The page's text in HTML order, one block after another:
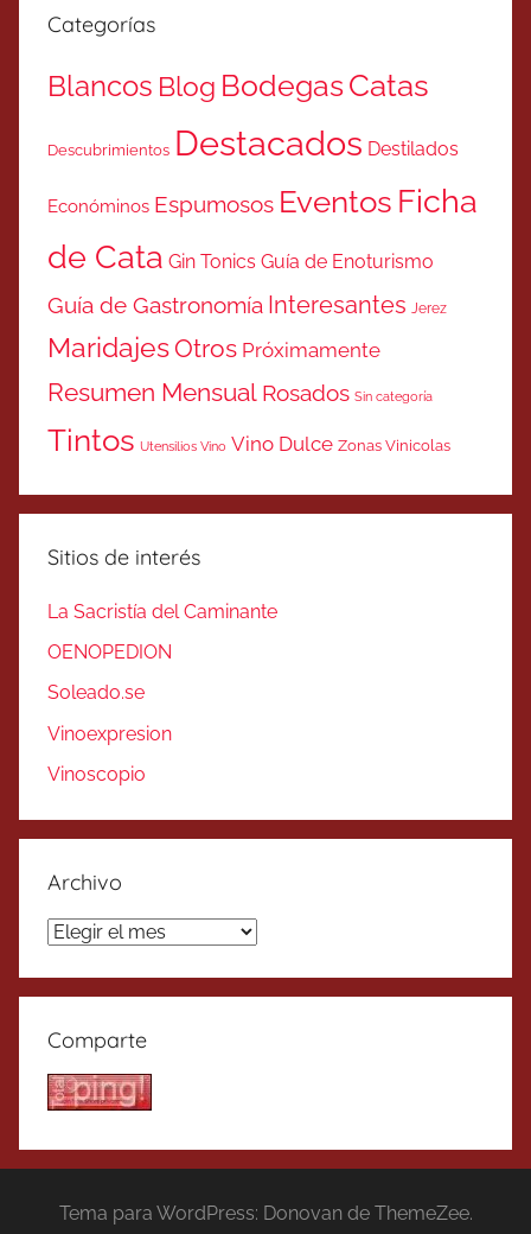
Categorías
Blancos Blog BodegasCatas
Descubrimientos Destacados Destilados
Económinos Espumosos Eventos Ficha
de Cata Gin Tonics Guía de Enoturismo
Guía de Gastronomía Interesantes Jerez
MaridajesOtros Próximamente
Resumen Mensual Rosados Sin categoría
Tintos Utensilios Vino Vino Dulce Zonas Vinicolas
Sitios de interés
La Sacristía del Caminante
OENOPEDION
Soleado.se
Vinoexpresion
Vinoscopio
Archivo
Archivo
Comparte
Tema para WordPress: Donovan de ThemeZee.